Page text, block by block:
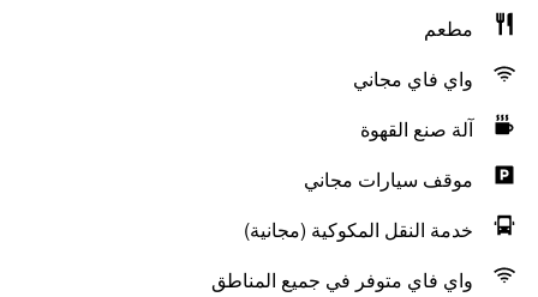
مطعم
واي فاي مجاني
آلة صنع القهوة
موقف سيارات مجاني
خدمة النقل المكوكية (مجانية)
واي فاي متوفر في جميع المناطق